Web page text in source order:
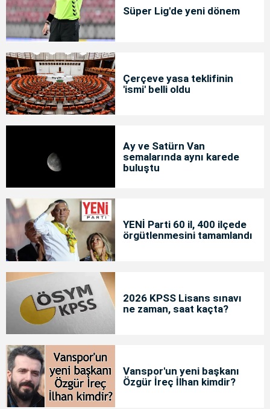
Süper Lig'de yeni dönem
Çerçeve yasa teklifinin
'ismi' belli oldu
Ay ve Satürn Van
semalarında aynı karede
buluştu
YENİ Parti 60 il, 400 ilçede
örgütlenmesini tamamlandı
2026 KPSS Lisans sınavı
ne zaman, saat kaçta?
Vanspor'un yeni başkanı
Özgür İreç İlhan kimdir?